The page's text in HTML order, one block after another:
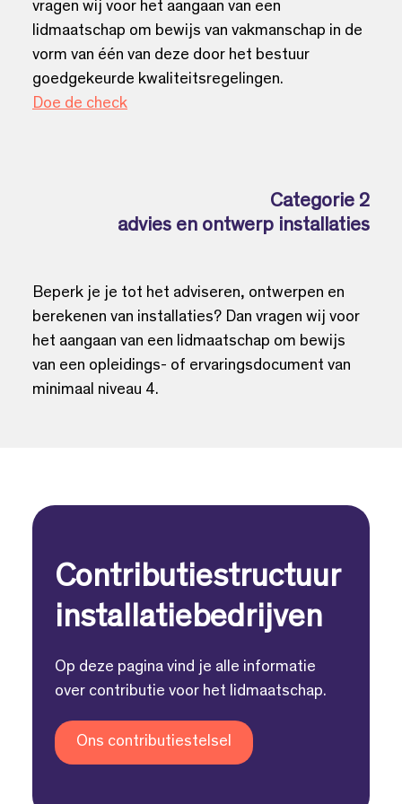
vragen wij voor het aangaan van een
lidmaatschap om bewijs van vakmanschap in de
vorm van één van deze door het bestuur
goedgekeurde kwaliteitsregelingen.
Doe de check
Categorie 2
advies en ontwerp installaties
Beperk je je tot het adviseren, ontwerpen en
berekenen van installaties? Dan vragen wij voor
het aangaan van een lidmaatschap om bewijs
van een opleidings- of ervaringsdocument van
minimaal niveau 4.
Contributiestructuur
installatiebedrijven
Op deze pagina vind je alle informatie
over contributie voor het lidmaatschap.
Ons contributiestelsel